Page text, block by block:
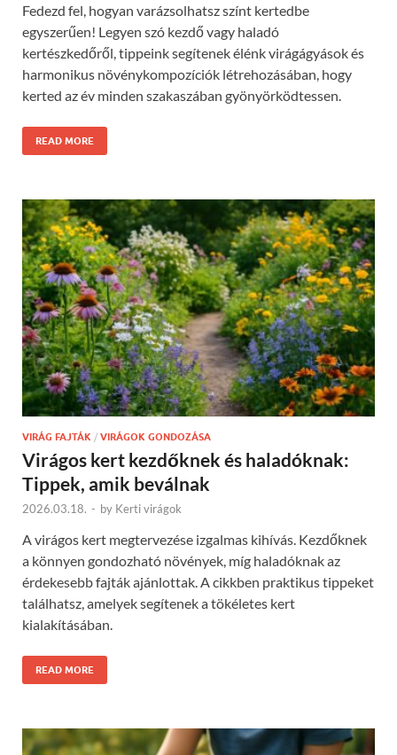
Fedezd fel, hogyan varázsolhatsz színt kertedbe
egyszerűen! Legyen szó kezdő vagy haladó
kertészkedőről, tippeink segítenek élénk virágágyások és
harmonikus növénykompozíciók létrehozásában, hogy
kerted az év minden szakaszában gyönyörködtessen.
READ MORE
VIRÁG FAJTÁK / VIRÁGOK GONDOZÁSA
Virágos kert kezdőknek és haladóknak:
Tippek, amik beválnak
2026.03.18. - by Kerti virágok
A virágos kert megtervezése izgalmas kihívás. Kezdőknek
a könnyen gondozható növények, míg haladóknak az
érdekesebb fajták ajánlottak. A cikkben praktikus tippeket
találhatsz, amelyek segítenek a tökéletes kert
kialakításában.
READ MORE